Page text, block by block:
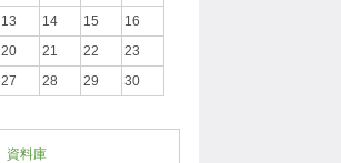
13 14 15
16
20 21 22
23
27 28 29
30
資料庫